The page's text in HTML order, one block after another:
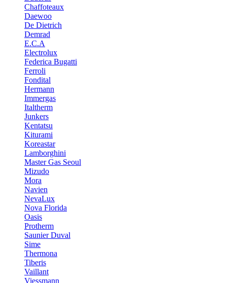
Chaffoteaux
Daewoo
De Dietrich
Demrad
E.C.A
Electrolux
Federica Bugatti
Ferroli
Fondital
Hermann
Immergas
Italtherm
Junkers
Kentatsu
Kiturami
Koreastar
Lamborghini
Master Gas Seoul
Mizudo
Mora
Navien
NevaLux
Nova Florida
Oasis
Protherm
Saunier Duval
Sime
Thermona
Tiberis
Vaillant
Viessmann